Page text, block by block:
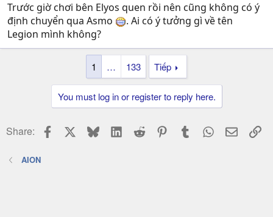
Trước giờ chơi bên Elyos quen rồi nên cũng không có ý
định chuyển qua Asmo
. Ai có ý tưởng gì về tên
Legion mình không?
1 … 133 Tiếp
You must log in or register to reply here.
Share: Facebook BlueskyLinkedIn
Reddit PinterestTumblr WhatsApp
Email
AION